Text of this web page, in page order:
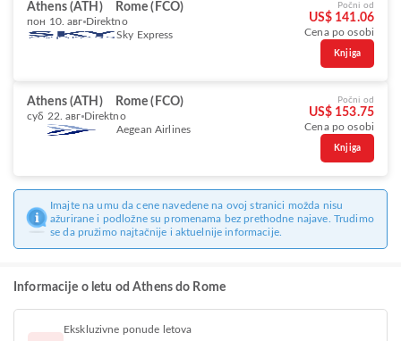
Athens (ATH) Rome (FCO)
пон 10. авг Direktno
Sky Express
Počni od
US$ 141.06
Cena po osobi
Knjiga
Athens (ATH) Rome (FCO)
суб 22. авг Direktno
Aegean Airlines
Počni od
US$ 153.75
Cena po osobi
Knjiga
Imajte na umu da cene navedene na ovoj stranici možda nisu
ažurirane i podložne su promenama bez prethodne najave. Trudimo
se da pružimo najtačnije i aktuelnije informacije.
Informacije o letu od Athens do Rome
Ekskluzivne ponude letova